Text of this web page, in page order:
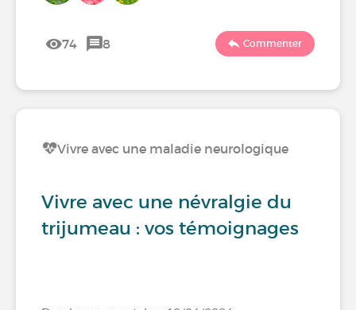
74 8 Commenter
Vivre avec une maladie neurologique
Vivre avec une névralgie du
trijumeau : vos témoignages